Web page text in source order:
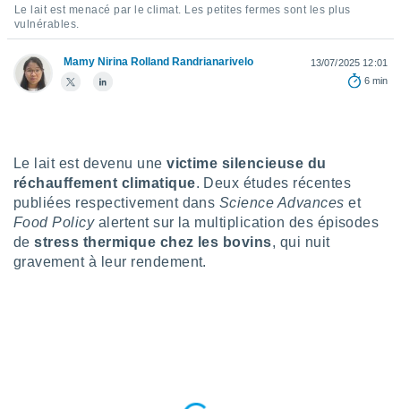
de
à vous
des
sur
et
»,
au
vous
Le lait est menacé par le climat. Les petites fermes sont les plus
vulnérables.
Mamy Nirina Rolland Randrianarivelo
13/07/2025 12:01
6 min
Le lait est devenu unevictime silencieuse du
réchauffement climatique. Deux études récentes
publiées respectivement dans Science Advances et
Food Policyalertent sur la multiplication des épisodes
destress thermique chez les bovins, qui nuit
gravement à leur rendement.